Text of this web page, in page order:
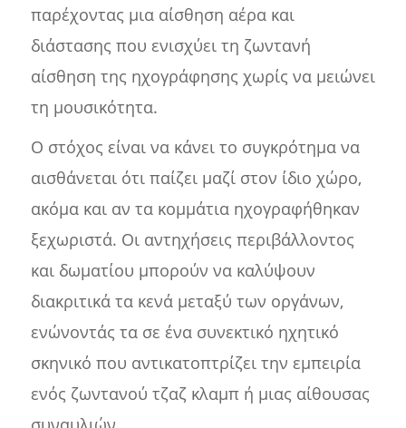
παρέχοντας μια αίσθηση αέρα και
διάστασης που ενισχύει τη ζωντανή
αίσθηση της ηχογράφησης χωρίς να μειώνει
τη μουσικότητα.
Ο στόχος είναι να κάνει το συγκρότημα να
αισθάνεται ότι παίζει μαζί στον ίδιο χώρο,
ακόμα και αν τα κομμάτια ηχογραφήθηκαν
ξεχωριστά. Οι αντηχήσεις περιβάλλοντος
και δωματίου μπορούν να καλύψουν
διακριτικά τα κενά μεταξύ των οργάνων,
ενώνοντάς τα σε ένα συνεκτικό ηχητικό
σκηνικό που αντικατοπτρίζει την εμπειρία
ενός ζωντανού τζαζ κλαμπ ή μιας αίθουσας